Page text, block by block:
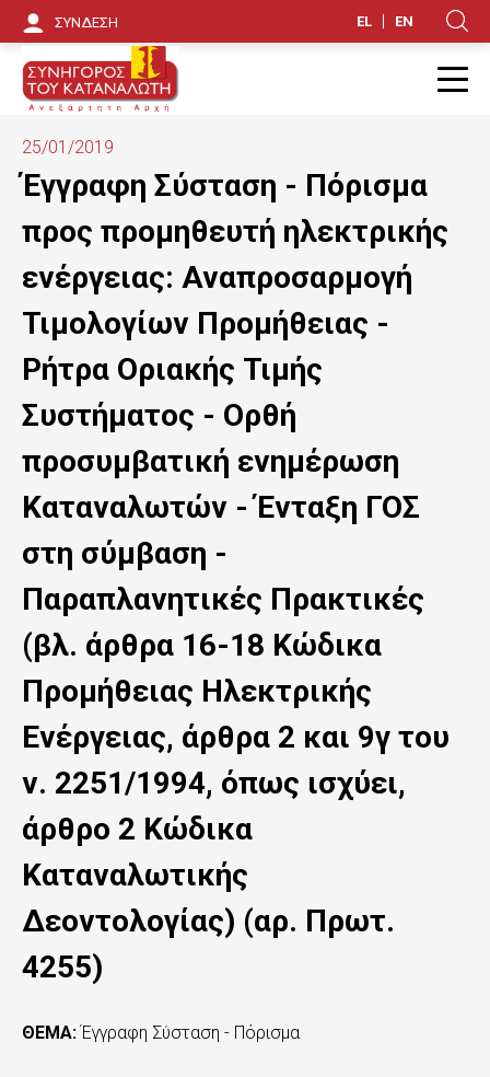
ΣΥΝΔΕΣΗ EL EN
25/01/2019
Έγγραφη Σύσταση - Πόρισμα
προς προμηθευτή ηλεκτρικής
ενέργειας: Αναπροσαρμογή
Τιμολογίων Προμήθειας -
Ρήτρα Οριακής Τιμής
Συστήματος - Ορθή
προσυμβατική ενημέρωση
Καταναλωτών - Ένταξη ΓΟΣ
στη σύμβαση -
Παραπλανητικές Πρακτικές
(βλ. άρθρα 16-18 Κώδικα
Προμήθειας Ηλεκτρικής
Ενέργειας, άρθρα 2 και 9γ του
ν. 2251/1994, όπως ισχύει,
άρθρο 2 Κώδικα
Καταναλωτικής
Δεοντολογίας) (αρ. Πρωτ.
4255)
ΘΕΜΑ:Έγγραφη Σύσταση - Πόρισμα